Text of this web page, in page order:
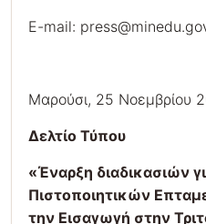
E-mail:
Μαρούσι, 25 Νοεμβρίου
Δελτίο Τύπου
«Έναρξη διαδικασιών
Πιστοποιητικών
την Εισαγωγή στην